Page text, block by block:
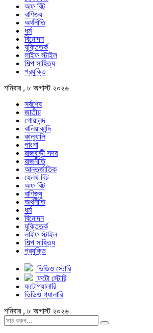
অফ বিট
বাণিজ্য
অর্থনীতি
ধর্ম
বিনোদন
যুক্তিতর্ক
লাইফ স্টাইল
শিল্প সাহিত্য
প্রযুক্তি
শনিবার , ৮ অগাস্ট ২০২৬
সর্বশেষ
জাতীয়
গোয়ালন্দ
বালিয়াকান্দি
কালুখালি
পাংশা
রাজবাড়ী সদর
রাজনীতি
আন্তর্জাতিক
হেলথ বিট
অফ বিট
বাণিজ্য
অর্থনীতি
ধর্ম
বিনোদন
যুক্তিতর্ক
লাইফ স্টাইল
শিল্প সাহিত্য
প্রযুক্তি
ভিডিও স্টোরি
ফটো স্টোরি
ফটোগ্যালারি
ভিডিও গ্যালারি
শনিবার , ৮ অগাস্ট ২০২৬